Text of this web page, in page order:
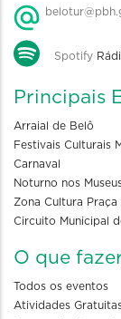
Spotify
Principais
Arraial de Belô
Festivais Culturais
Carnaval
Noturno nos
Zona Cultura Praça
Circuito Municipal
O que
Todos os eventos
Atividades